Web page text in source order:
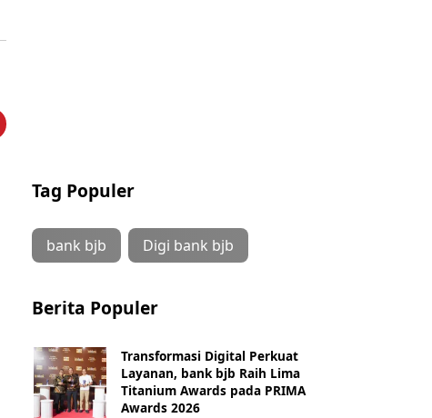
Tag Populer
bank bjb Digi bank bjb
Berita Populer
Transformasi Digital Perkuat
Layanan, bank bjb Raih Lima
Titanium Awards pada PRIMA
Awards 2026